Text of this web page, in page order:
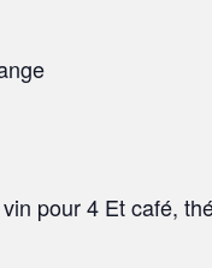
pour 4 Et café,